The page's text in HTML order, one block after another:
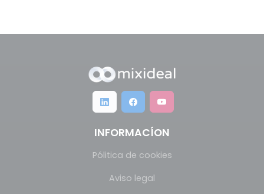
INFORMACÍON
Pólitica de cookies
Aviso legal